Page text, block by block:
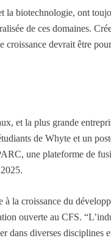
la biotechnologie, ont
de ces domaines.
croissance devrait être
et la plus grande
de Whyte et un
une plateforme de
la croissance du
ouverte au CFS.
dans diverses disciplines